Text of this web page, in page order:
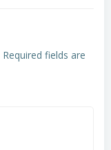
Required fields are